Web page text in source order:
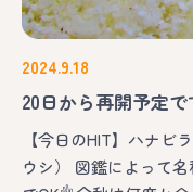
2024.9.18
20日から再開予定で
【今日のHIT】ハナビ
ウシ） 図鑑によって